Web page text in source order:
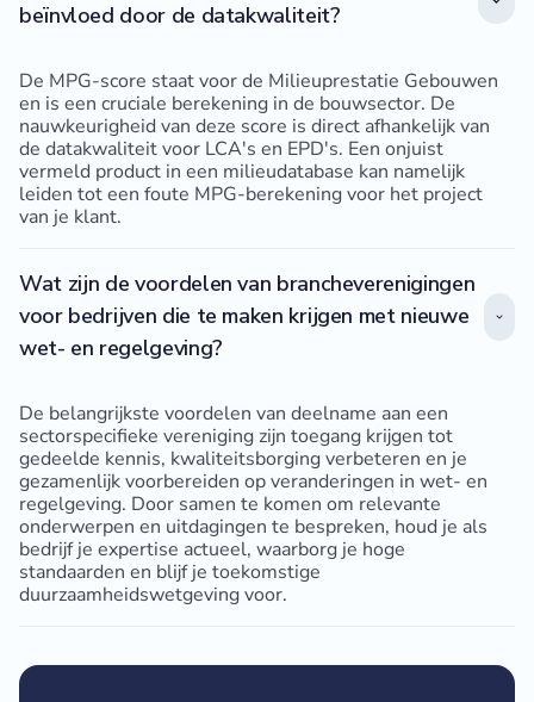
beïnvloed door de datakwaliteit?
De MPG-score staat voor de Milieuprestatie Gebouwen
en is een cruciale berekening in de bouwsector. De
nauwkeurigheid van deze score is direct afhankelijk van
de datakwaliteit voor LCA's en EPD's. Een onjuist
vermeld product in een milieudatabase kan namelijk
leiden tot een foute MPG-berekening voor het project
van je klant.
Wat zijn de voordelen van brancheverenigingen
voor bedrijven die te maken krijgen met nieuwe
wet- en regelgeving?
De belangrijkste voordelen van deelname aan een
sectorspecifieke vereniging zijn toegang krijgen tot
gedeelde kennis, kwaliteitsborging verbeteren en je
gezamenlijk voorbereiden op veranderingen in wet- en
regelgeving. Door samen te komen om relevante
onderwerpen en uitdagingen te bespreken, houd je als
bedrijf je expertise actueel, waarborg je hoge
standaarden en blijf je toekomstige
duurzaamheidswetgeving voor.